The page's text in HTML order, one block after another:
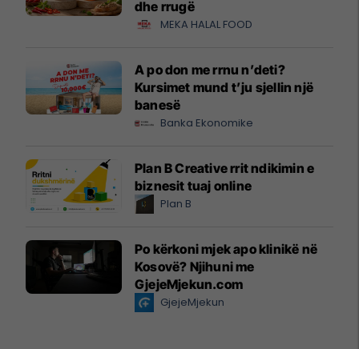
dhe rrugë
MEKA HALAL FOOD
A po don me rrnu n’deti?
Kursimet mund t’ju sjellin një
banesë
Banka Ekonomike
Plan B Creative rrit ndikimin e
biznesit tuaj online
Plan B
Po kërkoni mjek apo klinikë në
Kosovë? Njihuni me
GjejeMjekun.com
GjejeMjekun